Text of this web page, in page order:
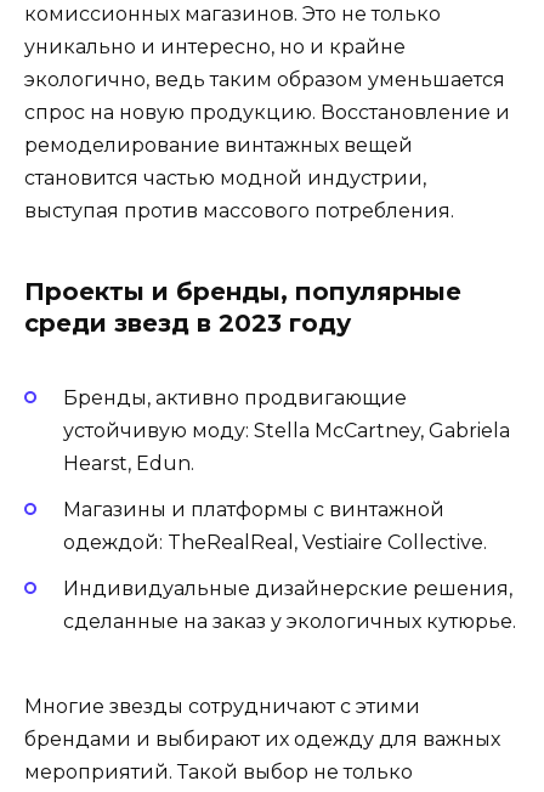
комиссионных магазинов. Это не только
уникально и интересно, но и крайне
экологично, ведь таким образом уменьшается
спрос на новую продукцию. Восстановление и
ремоделирование винтажных вещей
становится частью модной индустрии,
выступая против массового потребления.
Проекты и бренды, популярные
среди звезд в 2023 году
Бренды, активно продвигающие
устойчивую моду: Stella McCartney, Gabriela
Hearst, Edun.
Магазины и платформы с винтажной
одеждой: TheRealReal, Vestiaire Collective.
Индивидуальные дизайнерские решения,
сделанные на заказ у экологичных кутюрье.
Многие звезды сотрудничают с этими
брендами и выбирают их одежду для важных
мероприятий. Такой выбор не только